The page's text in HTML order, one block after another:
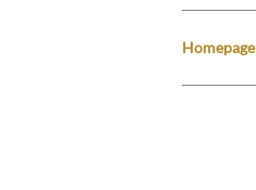
Homepage